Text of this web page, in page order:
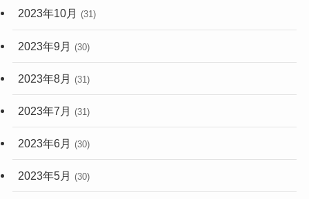
2023年10月 (31)
2023年9月 (30)
2023年8月 (31)
2023年7月 (31)
2023年6月 (30)
2023年5月 (30)